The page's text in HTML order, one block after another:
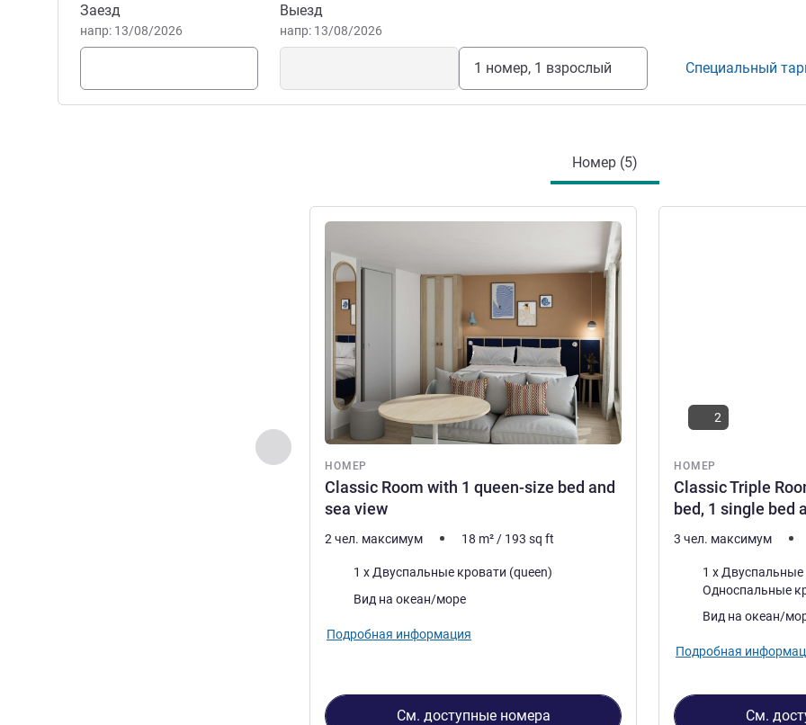
Забронировать этот отель
Заезд
напр: 13/08/2026
Выезд
напр: 13/08/2026
1 номер, 1 взрослый Специальный
Номер (5)
Назад - Номер
НОМЕР
Classic Room with 1 queen-size bed and
sea view
Подробная информация
2 чел. максимум 18 m² / 193 sq ft
Постель1 x Двуспальные кровати (queen)
Виды:Вид на океан/море
Подробная информация
См. доступные номера
НОМЕР
Classic Triple
bed, 1 single bed
2
3 чел. максимум
Постель1 x Двуспальные
Односпальные
Виды:Вид на океан/
Подробная
См.